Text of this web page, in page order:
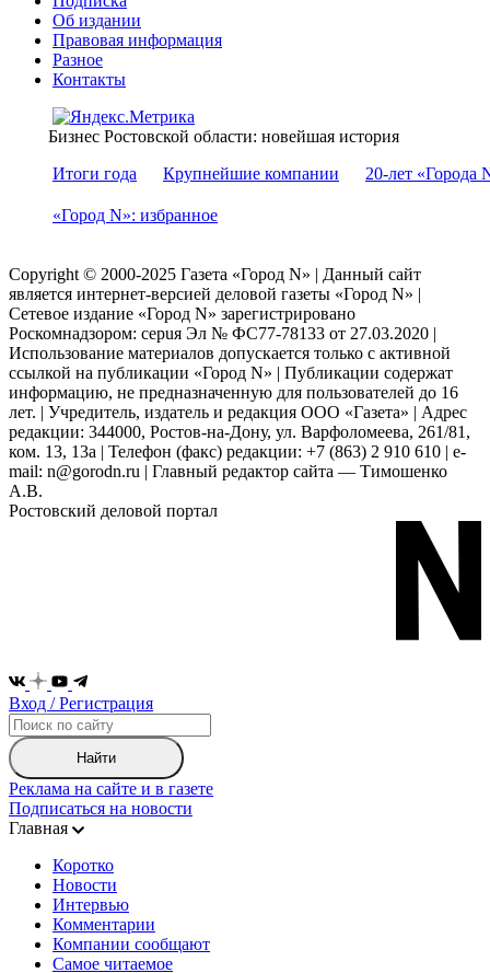
Об издании
Правовая информация
Разное
Контакты
Бизнес Ростовской области: новейшая история
Итоги года
Крупнейшие компании 20-лет «Города
«Город N»: избранное
Copyright © 2000-2025 Газета «Город N» | Данный сайт
является интернет-версией деловой газеты «Город N» |
Сетевое издание «Город N» зарегистрировано
Роскомнадзором: серuя Эл № ФС77-78133 от 27.03.2020 |
Использование материалов допускается только с активной
ссылкой на публикации «Город N» | Публикации содержат
информацию, не предназначенную для пользователей до 16
лет. | Учредитель, издатель и редакция ООО «Газета» | Адрес
редакции: 344000, Ростов-на-Дону, ул. Варфоломеева, 261/81,
ком. 13, 13а | Телефон (факс) редакции: +7 (863) 2 910 610 | e-
mail: n@gorodn.ru | Главный редактор сайта — Тимошенко
А.В.
Ростовский деловой портал
Вход / Регистрация
Найти
Реклама на сайте и в газете
Подписаться на новости
Главная
Коротко
Новости
Интервью
Комментарии
Компании сообщают
Самое читаемое